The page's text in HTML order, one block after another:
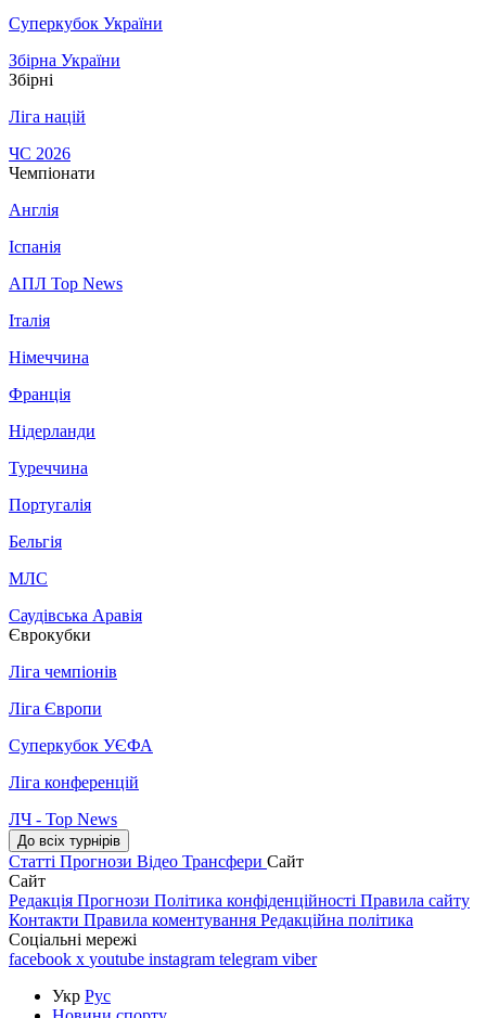
Суперкубок України
Збірна України
Збірні
Ліга націй
ЧС 2026
Чемпіонати
Англія
Іспанія
АПЛ Top News
Італія
Німеччина
Франція
Нідерланди
Туреччина
Португалія
Бельгія
МЛС
Саудівська Аравія
Єврокубки
Ліга чемпіонів
Ліга Європи
Суперкубок УЄФА
Ліга конференцій
ЛЧ - Top News
До всіх турнірів
Статті Прогнози Відео Трансфери Сайт
Сайт
Редакція Прогнози Політика конфіденційності Правила сайту
Контакти Правила коментування Редакційна політика
Соціальні мережі
facebook x youtube instagram telegram viber
Укр Рус